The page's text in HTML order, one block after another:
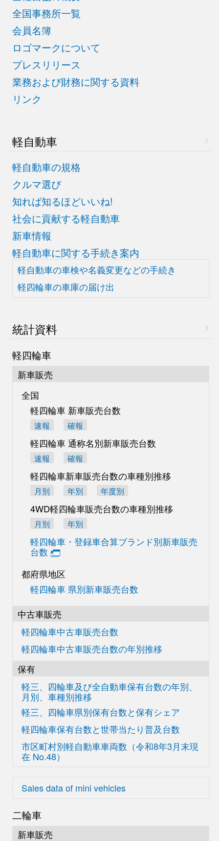
全国事務所一覧
会員名簿
ロゴマークについて
プレスリリース
業務および財務に関する資料
リンク
軽自動車
軽自動車の規格
クルマ選び
知れば知るほどいいね!
社会に貢献する軽自動車
新車情報
軽自動車に関する手続き案内
軽自動車の車検や名義変更などの手続き
軽四輪車の車庫の届け出
統計資料
軽四輪車
新車販売
全国
軽四輪車 新車販売台数
速報 確報
軽四輪車 通称名別新車販売台数
速報 確報
軽四輪車新車販売台数の車種別推移
月別 年別 年度別
4WD軽四輪車販売台数の車種別推移
月別 年別
軽四輪車・登録車合算ブランド別新車販売
台数
都府県地区
軽四輪車 県別新車販売台数
中古車販売
軽四輪車中古車販売台数
軽四輪車中古車販売台数の年別推移
保有
軽三、四輪車及び全自動車保有台数の年別、
月別、車種別推移
軽三、四輪車県別保有台数と保有シェア
軽四輪車保有台数と世帯当たり普及台数
市区町村別軽自動車車両数 （令和8年3月末現
在 No.48）
Sales data of mini vehicles
二輪車
新車販売